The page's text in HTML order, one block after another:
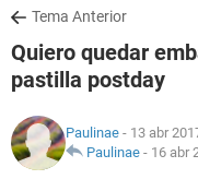
SALUD
FAMILIA
NUTRICIÓN
Tema Anterior
Quiero quedar
pastilla postday
Paulinae - 13 abr
Paulinae - 16 abr